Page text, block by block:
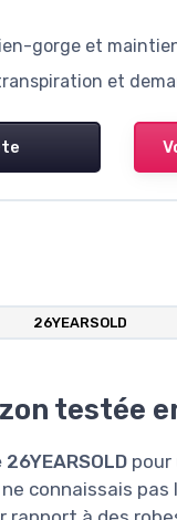
gorge et
et
26YEARSOLD
testée
pour
connaissais